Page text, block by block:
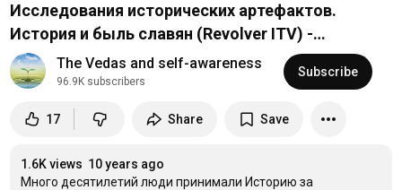
Исследования исторических артефактов.
История и быль славян (Revolver ITV) -
06.03.2015The Vedas and self-awareness
96.9K subscribers
Subscribe
17 Share Save
1.6K views 10 years ago
Много десятилетий люди принимали Историю за